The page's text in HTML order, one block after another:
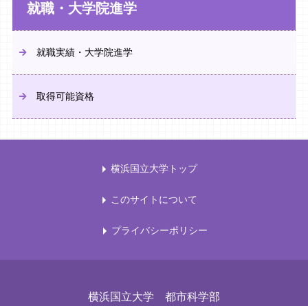
就職・大学院進学
就職実績・大学院進学
取得可能資格
横浜国立大学トップ
このサイトについて
プライバシーポリシー
横浜国立大学 都市科学部